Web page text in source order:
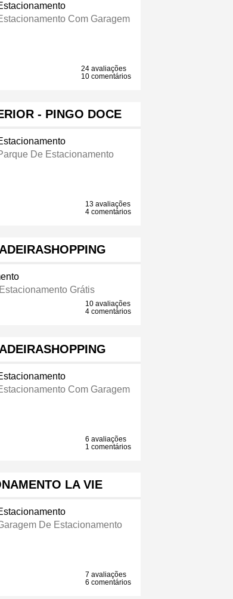
Com Garagem
24 avaliações
10 comentários
- PINGO DOCE
De Estacionamento
13 avaliações
4 comentários
Grátis
10 avaliações
4 comentários
Com Garagem
6 avaliações
1 comentários
LA VIE
De Estacionamento
7 avaliações
6 comentários